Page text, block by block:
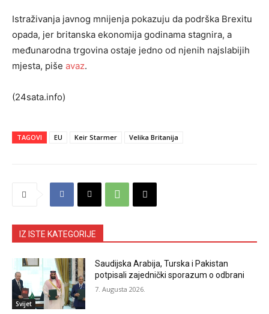
Istraživanja javnog mnijenja pokazuju da podrška Brexitu
opada, jer britanska ekonomija godinama stagnira, a
međunarodna trgovina ostaje jedno od njenih najslabijih
mjesta, piše avaz.
(24sata.info)
TAGOVI EU Keir Starmer Velika Britanija
IZ ISTE KATEGORIJE
Svijet
Saudijska Arabija, Turska i Pakistan
potpisali zajednički sporazum o odbrani
7. Augusta 2026.